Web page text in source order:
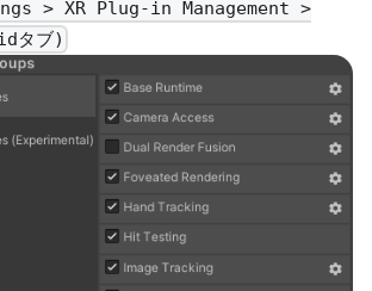
> XR Plug-in Management >
タブ)